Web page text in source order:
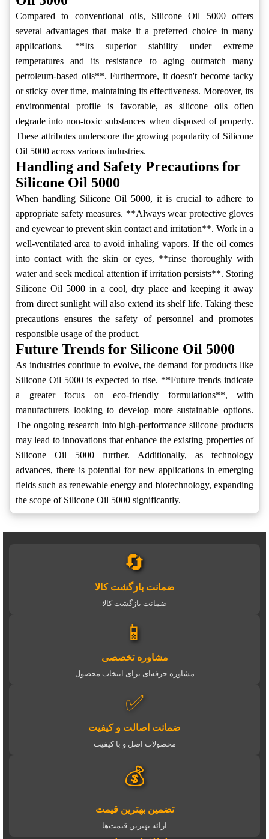
Compared to conventional oils, Silicone Oil 5000 offers
several advantages that make it a preferred choice in many
applications. **Its superior stability under extreme
temperatures and its resistance to aging outmatch many
petroleum-based oils**. Furthermore, it doesn't become tacky
or sticky over time, maintaining its effectiveness. Moreover, its
environmental profile is favorable, as silicone oils often
degrade into non-toxic substances when disposed of properly.
These attributes underscore the growing popularity of Silicone
Oil 5000 across various industries.
Handling and Safety Precautions for
Silicone Oil 5000
When handling Silicone Oil 5000, it is crucial to adhere to
appropriate safety measures. **Always wear protective gloves
and eyewear to prevent skin contact and irritation**. Work in a
well-ventilated area to avoid inhaling vapors. If the oil comes
into contact with the skin or eyes, **rinse thoroughly with
water and seek medical attention if irritation persists**. Storing
Silicone Oil 5000 in a cool, dry place and keeping it away
from direct sunlight will also extend its shelf life. Taking these
precautions ensures the safety of personnel and promotes
responsible usage of the product.
Future Trends for Silicone Oil 5000
As industries continue to evolve, the demand for products like
Silicone Oil 5000 is expected to rise. **Future trends indicate
a greater focus on eco-friendly formulations**, with
manufacturers looking to develop more sustainable options.
The ongoing research into high-performance silicone products
may lead to innovations that enhance the existing properties of
Silicone Oil 5000 further. Additionally, as technology
advances, there is potential for new applications in emerging
fields such as renewable energy and biotechnology, expanding
the scope of Silicone Oil 5000 significantly.
🔄
ضمانت بازگشت کالا
ضمانت بازگشت کالا
📱
مشاوره تخصصی
مشاوره حرفه‌ای برای انتخاب محصول
✅
ضمانت اصالت و کیفیت
محصولات اصل و با کیفیت
💰
تضمین بهترین قیمت
ارائه بهترین قیمت‌ها